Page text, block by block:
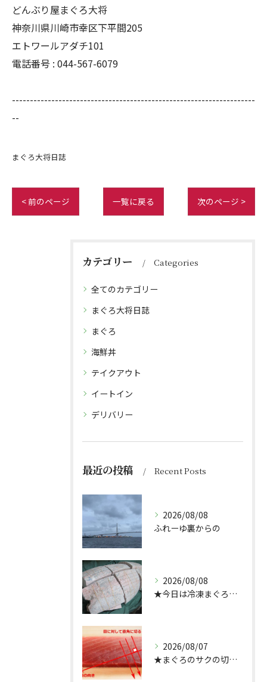
どんぶり屋まぐろ大将
神奈川県川崎市幸区下平間205
エトワールアダチ101
電話番号 : 044-567-6079
--------------------------------------------------------------------
--
まぐろ大将日誌
< 前のページ 一覧に戻る 次のページ >
カテゴリー Categories
全てのカテゴリー
まぐろ大将日誌
まぐろ
海鮮丼
テイクアウト
イートイン
デリバリー
最近の投稿 Recent Posts
2026/08/08
ふれーゆ裏からの
2026/08/08
★今日は冷凍まぐろのサクの解凍方法★（どんぶり屋まぐろ大将）
2026/08/07
★まぐろのサクの切り方★